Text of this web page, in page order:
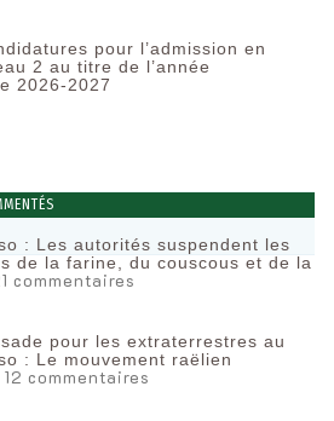
pour l’admission en
2 au titre de l’année
2026-2027
: Les autorités suspendent les
de la farine, du couscous et de la
commentaires
pour les extraterrestres au
: Le mouvement raëlien
12 commentaires